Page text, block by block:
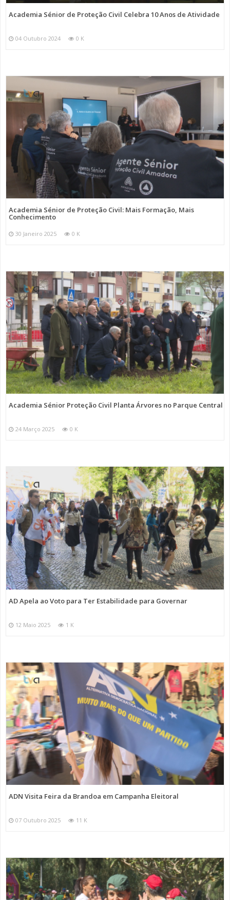
Academia Sénior de Proteção Civil Celebra 10 Anos de Atividade
04 Outubro 2024 0 K
Academia Sénior de Proteção Civil: Mais Formação, Mais
Conhecimento
30 Janeiro 2025 0 K
Academia Sénior Proteção Civil Planta Árvores no Parque Central
24 Março 2025 0 K
AD Apela ao Voto para Ter Estabilidade para Governar
12 Maio 2025 1 K
ADN Visita Feira da Brandoa em Campanha Eleitoral
07 Outubro 2025 11 K